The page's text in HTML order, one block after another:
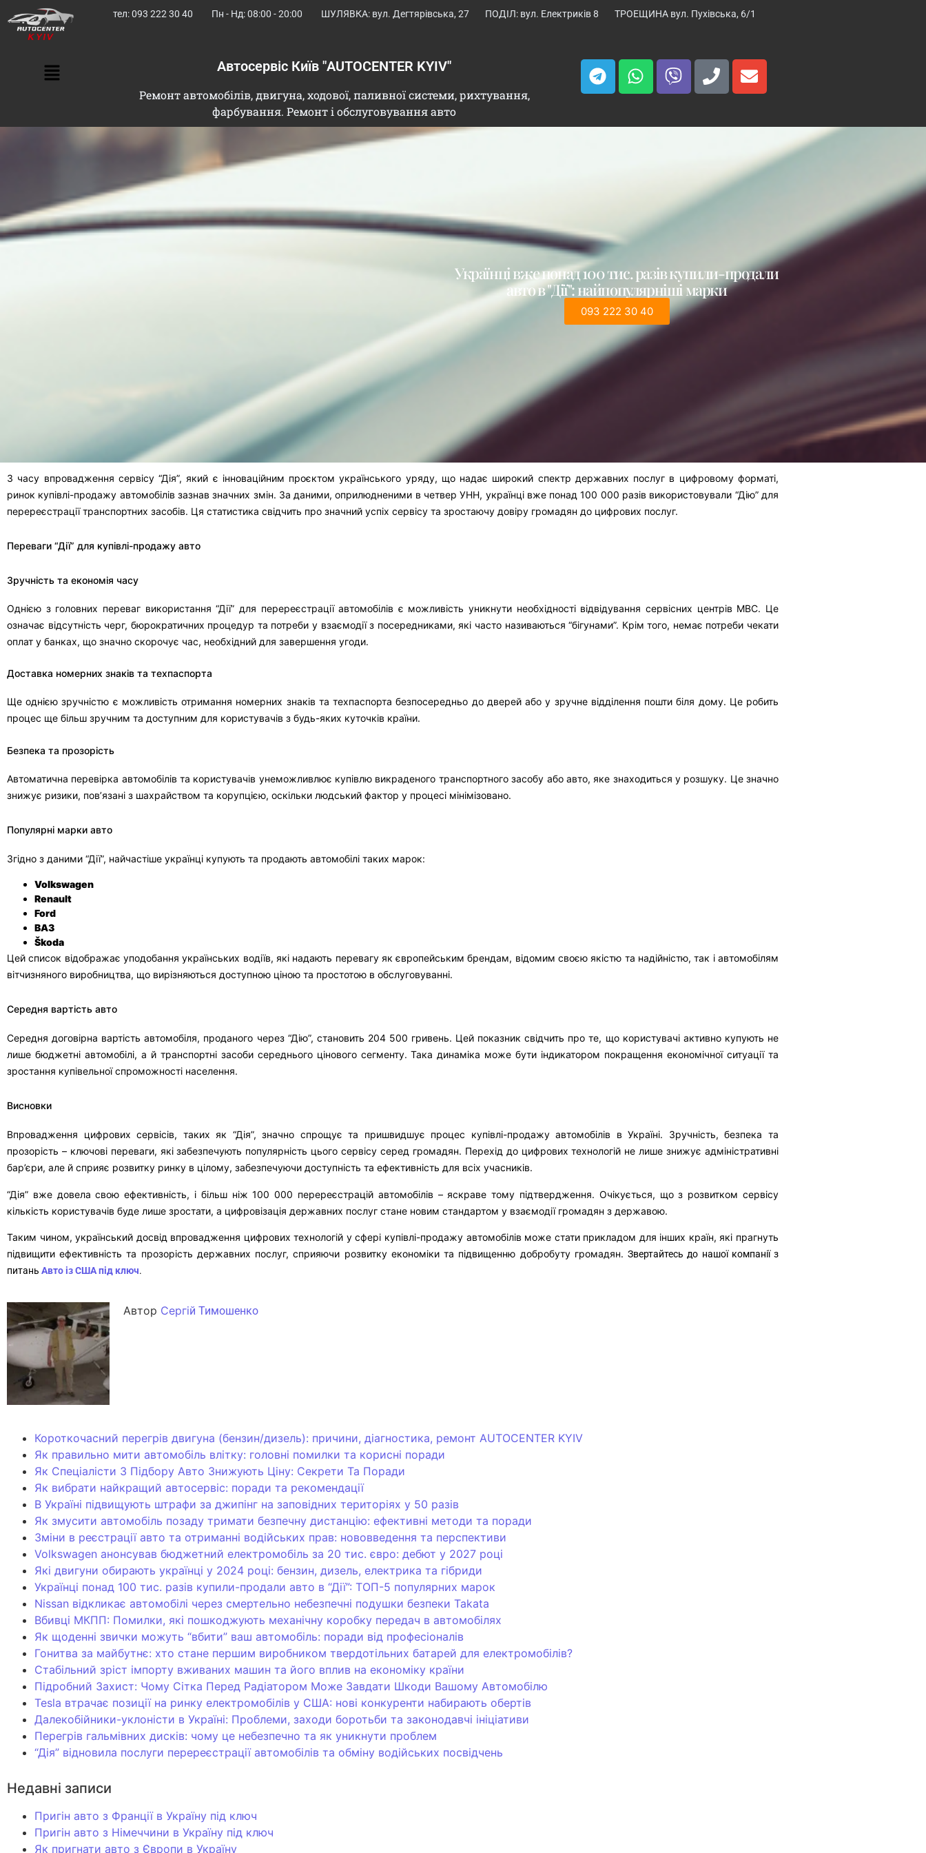
тел: 093 222 30 40 Пн - Нд: 08:00 - 20:00 ШУЛЯВКА: вул. Дегтярівська, 27 ПОДІЛ: вул. Електриків 8 ТРОЕЩИНА вул. Пухівська, 6/1
Автосервіс Київ "AUTOCENTER KYIV"
Ремонт автомобілів, двигуна, ходової, паливної системи, рихтування,
фарбування. Ремонт і обслуговування авто
Українці вже понад 100 тис. разів купили-продали
авто в "Дії": найпопулярніші марки
093 222 30 40
З часу впровадження сервісу “Дія”, який є інноваційним проєктом українського уряду, що надає широкий спектр державних послуг в цифровому форматі,
ринок купівлі-продажу автомобілів зазнав значних змін. За даними, оприлюдненими в четвер УНН, українці вже понад 100 000 разів використовували “Дію” для
перереєстрації транспортних засобів. Ця статистика свідчить про значний успіх сервісу та зростаючу довіру громадян до цифрових послуг.
Переваги “Дії” для купівлі-продажу авто
Зручність та економія часу
Однією з головних переваг використання “Дії” для перереєстрації автомобілів є можливість уникнути необхідності відвідування сервісних центрів МВС. Це
означає відсутність черг, бюрократичних процедур та потреби у взаємодії з посередниками, які часто називаються “бігунами”. Крім того, немає потреби чекати
оплат у банках, що значно скорочує час, необхідний для завершення угоди.
Доставка номерних знаків та техпаспорта
Ще однією зручністю є можливість отримання номерних знаків та техпаспорта безпосередньо до дверей або у зручне відділення пошти біля дому. Це робить
процес ще більш зручним та доступним для користувачів з будь-яких куточків країни.
Безпека та прозорість
Автоматична перевірка автомобілів та користувачів унеможливлює купівлю викраденого транспортного засобу або авто, яке знаходиться у розшуку. Це значно
знижує ризики, пов’язані з шахрайством та корупцією, оскільки людський фактор у процесі мінімізовано.
Популярні марки авто
Згідно з даними “Дії”, найчастіше українці купують та продають автомобілі таких марок:
Volkswagen
Renault
Ford
ВАЗ
Škoda
Цей список відображає уподобання українських водіїв, які надають перевагу як європейським брендам, відомим своєю якістю та надійністю, так і автомобілям
вітчизняного виробництва, що вирізняються доступною ціною та простотою в обслуговуванні.
Середня вартість авто
Середня договірна вартість автомобіля, проданого через “Дію”, становить 204 500 гривень. Цей показник свідчить про те, що користувачі активно купують не
лише бюджетні автомобілі, а й транспортні засоби середнього цінового сегменту. Така динаміка може бути індикатором покращення економічної ситуації та
зростання купівельної спроможності населення.
Висновки
Впровадження цифрових сервісів, таких як “Дія”, значно спрощує та пришвидшує процес купівлі-продажу автомобілів в Україні. Зручність, безпека та
прозорість – ключові переваги, які забезпечують популярність цього сервісу серед громадян. Перехід до цифрових технологій не лише знижує адміністративні
бар’єри, але й сприяє розвитку ринку в цілому, забезпечуючи доступність та ефективність для всіх учасників.
“Дія” вже довела свою ефективність, і більш ніж 100 000 перереєстрацій автомобілів – яскраве тому підтвердження. Очікується, що з розвитком сервісу
кількість користувачів буде лише зростати, а цифровізація державних послуг стане новим стандартом у взаємодії громадян з державою.
Таким чином, український досвід впровадження цифрових технологій у сфері купівлі-продажу автомобілів може стати прикладом для інших країн, які прагнуть
підвищити ефективність та прозорість державних послуг, сприяючи розвитку економіки та підвищенню добробуту громадян.Звертайтесь до нашої компанії з
питань Авто із США під ключ.
Автор Сергій Тимошенко
Короткочасний перегрів двигуна (бензин/дизель): причини, діагностика, ремонт AUTOCENTER KYIV
Як правильно мити автомобіль влітку: головні помилки та корисні поради
Як Спеціалісти З Підбору Авто Знижують Ціну: Секрети Та Поради
Як вибрати найкращий автосервіс: поради та рекомендації
В Україні підвищують штрафи за джипінг на заповідних територіях у 50 разів
Як змусити автомобіль позаду тримати безпечну дистанцію: ефективні методи та поради
Зміни в реєстрації авто та отриманні водійських прав: нововведення та перспективи
Volkswagen анонсував бюджетний електромобіль за 20 тис. євро: дебют у 2027 році
Які двигуни обирають українці у 2024 році: бензин, дизель, електрика та гібриди
Українці понад 100 тис. разів купили-продали авто в “Дії”: ТОП-5 популярних марок
Nissan відкликає автомобілі через смертельно небезпечні подушки безпеки Takata
Вбивці МКПП: Помилки, які пошкоджують механічну коробку передач в автомобілях
Як щоденні звички можуть “вбити” ваш автомобіль: поради від професіоналів
Гонитва за майбутнє: хто стане першим виробником твердотільних батарей для електромобілів?
Стабільний зріст імпорту вживаних машин та його вплив на економіку країни
Підробний Захист: Чому Сітка Перед Радіатором Може Завдати Шкоди Вашому Автомобілю
Tesla втрачає позиції на ринку електромобілів у США: нові конкуренти набирають обертів
Далекобійники-уклоністи в Україні: Проблеми, заходи боротьби та законодавчі ініціативи
Перегрів гальмівних дисків: чому це небезпечно та як уникнути проблем
“Дія” відновила послуги перереєстрації автомобілів та обміну водійських посвідчень
Недавні записи
Пригін авто з Франції в Україну під ключ
Пригін авто з Німеччини в Україну під ключ
Як пригнати авто з Європи в Україну